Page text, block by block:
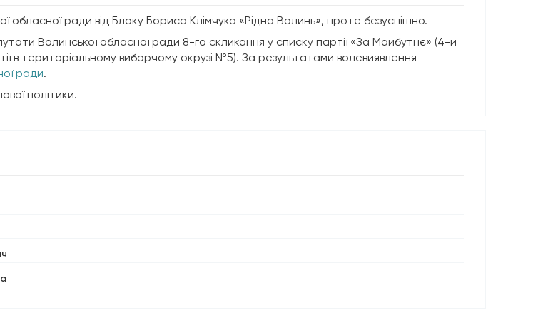
обласної ради від Блоку Бориса Клімчука «Рідна Волинь», проте безуспішно.
Волинської обласної ради 8-го скликання у списку партії «За Майбутнє» (4-й
в територіальному виборчому окрузі №5). За результатами волевиявлення
ради.
політики.